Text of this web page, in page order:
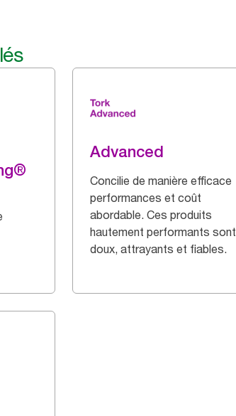
Advanced
Concilie de manière efficace
performances et coût
abordable. Ces produits
hautement performants sont
doux, attrayants et fiables.